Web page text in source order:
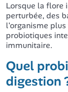
Lorsque la flore
perturbée, des
l'organisme
probiotiques
immunitaire.
Quel
digestion